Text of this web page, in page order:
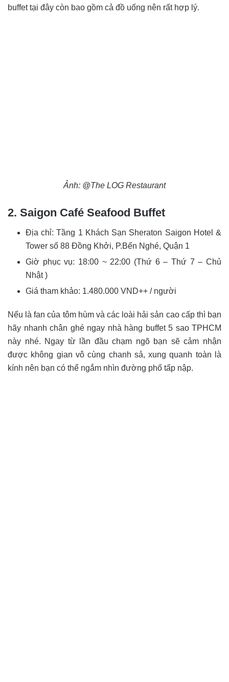
buffet tại đây còn bao gồm cả đồ uống nên rất hợp lý.
Ảnh: @The LOG Restaurant
2. Saigon Café Seafood Buffet
Địa chỉ: Tầng 1 Khách Sạn Sheraton Saigon Hotel &
Tower số 88 Đồng Khởi, P.Bến Nghé, Quận 1
Giờ phục vụ: 18:00 ~ 22:00 (Thứ 6 – Thứ 7 – Chủ
Nhật )
Giá tham khảo: 1.480.000 VND++ / người
Nếu là fan của tôm hùm và các loài hải sản cao cấp thì bạn
hãy nhanh chân ghé ngay nhà hàng buffet 5 sao TPHCM
này nhé. Ngay từ lần đầu chạm ngõ bạn sẽ cảm nhận
được không gian vô cùng chanh sả, xung quanh toàn là
kính nên bạn có thể ngắm nhìn đường phố tấp nập.